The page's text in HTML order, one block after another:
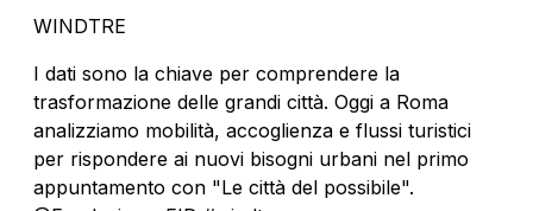
WINDTRE
I dati sono la chiave per comprendere la
trasformazione delle grandi città. Oggi a Roma
analizziamo mobilità, accoglienza e flussi turistici
per rispondere ai nuovi bisogni urbani nel primo
appuntamento con "Le città del possibile".